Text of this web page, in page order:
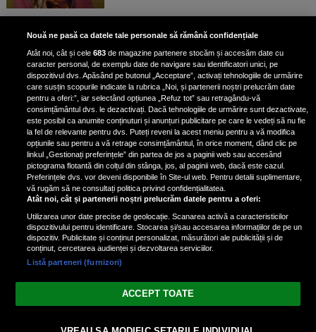
Scene incredibile! Ilinca Vandici a
pus mâna pe aparatul de
fotografiat al unui paparazzo și i l-
a aruncat la gunoi: „S-a dus la
poliție. Nu mai aveam aer”
Oana Moșneagu, mărturisiri
despre începutul relației cu Vlad
Gherman: „Eu am fost îngrozită de
aceasta posibilă relație”
Nouă ne pasă ca datele tale personale să rămână confidențiale
Atât noi, cât și cele683 de magazine partenere stocăm și accesăm date cu
caracter personal, de exemplu date de navigare sau identificatori unici, pe
dispozitivul dvs. Apăsând pe butonul „Acceptare”, activați tehnologiile de urmărire
care susțin scopurile indicate la rubrica „Noi, și partenerii noștri prelucrăm date
pentru a oferi:”, iar selectând opțiunea „Refuz tot” sau retragându-vă
consimțământul dvs. le dezactivați. Dacă tehnologiile de urmărire sunt dezactivate,
este posibil ca anumite conținuturi și anunțuri publicitare pe care le vedeți să nu fie
la fel de relevante pentru dvs. Puteți reveni la acest meniu pentru a vă modifica
opțiunile sau pentru a vă retrage consimțământul, în orice moment, dând clic pe
linkul „Gestionați preferințele” din partea de jos a paginii web sau accesând
pictograma flotantă din colțul din stânga, jos, al paginii web, dacă este cazul.
Preferințele dvs. vor deveni disponibile în Site-ul web. Pentru detalii suplimentare,
vă rugăm să ne consultați politica privind confidențialitatea.
Atât noi, cât și partenerii noștri prelucrăm datele pentru a oferi:
Utilizarea unor date precise de geolocație. Scanarea activă a caracteristicilor
dispozitivului pentru identificare. Stocarea și/sau accesarea informațiilor de pe un
dispozitiv. Publicitate și conținut personalizat, măsurători ale publicității și de
conținut, cercetarea audienței și dezvoltarea serviciilor.
Listă parteneri (furnizori)
ACCEPT TOATE